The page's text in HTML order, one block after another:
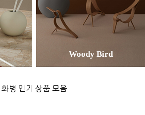
Woody Bird
화병 인기 상품 모음